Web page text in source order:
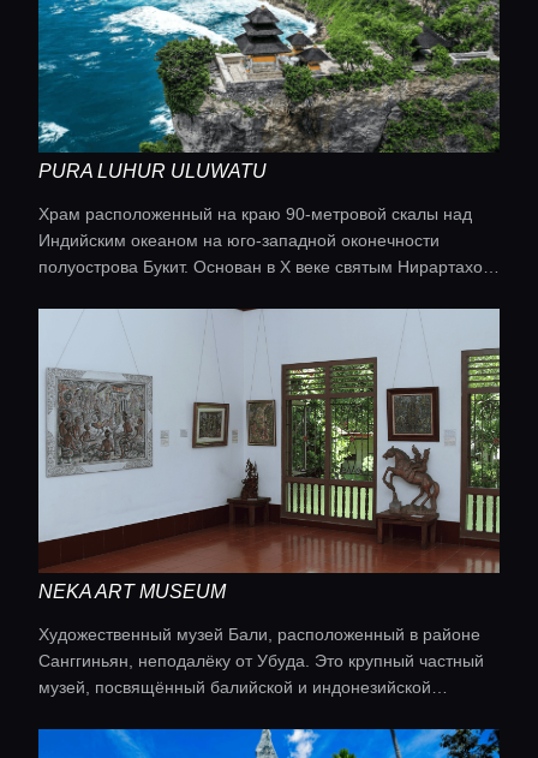
PURA LUHUR ULUWATU
Храм расположенный на краю 90-метровой скалы над
Индийским океаном на юго-западной оконечности
полуострова Букит. Основан в X веке святым Нирартахой
духов и демонов, храм посвящён богу Рудре (форме
Шивы) и включает святилища Брахмы, Вишну и Рату
Багус Джуриты.
NEKA ART MUSEUM
Художественный музей Бали, расположенный в районе
Санггиньян, неподалёку от Убуда. Это крупный частный
музей, посвящённый балийской и индонезийской
художников‑экспатов.